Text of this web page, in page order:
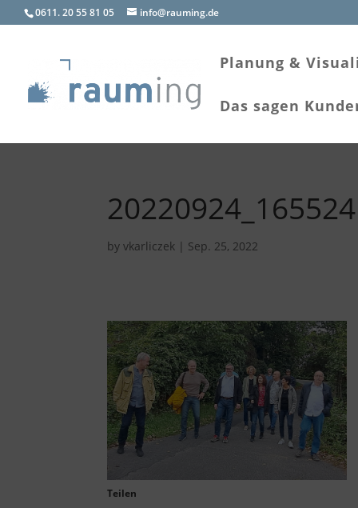
0611. 20 55 81 05 info@rauming.de
Planung &
Das sagen
20220924_165524
byvkarliczek | Sep. 25, 2022
Teilen